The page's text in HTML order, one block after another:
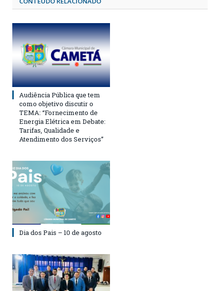
Audiência Pública que tem
como objetivo discutir o
TEMA: “Fornecimento de
Energia Elétrica em Debate:
Tarifas, Qualidade e
Atendimento dos Serviços”
Dia dos Pais – 10 de agosto